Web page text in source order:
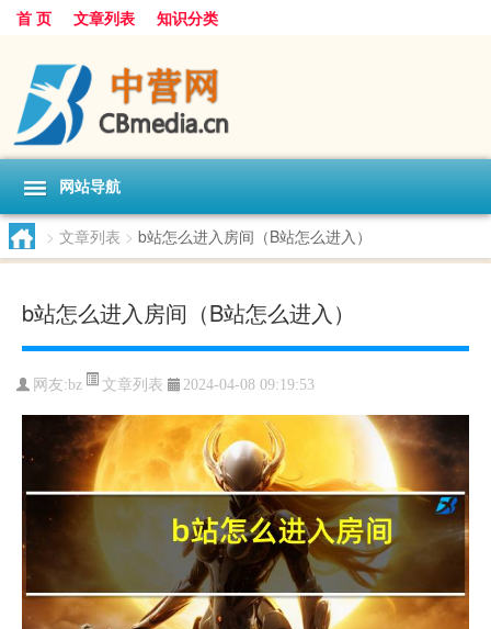
首 页 文章列表 知识分类
网站导航
> 文章列表 > b站怎么进入房间（B站怎么进入）
b站怎么进入房间（B站怎么进入）
网友:bz 文章列表 2024-04-08 09:19:53